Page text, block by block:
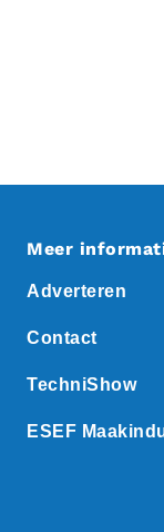
Meer
Adverteren
Contact
TechniShow
ESEF